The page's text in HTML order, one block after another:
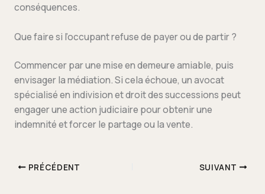
conséquences.
Que faire si l’occupant refuse de payer ou de partir ?
Commencer par une mise en demeure amiable, puis
envisager la médiation. Si cela échoue, un avocat
spécialisé en indivision et droit des successions peut
engager une action judiciaire pour obtenir une
indemnité et forcer le partage ou la vente.
PRÉCÉDENT SUIVANT